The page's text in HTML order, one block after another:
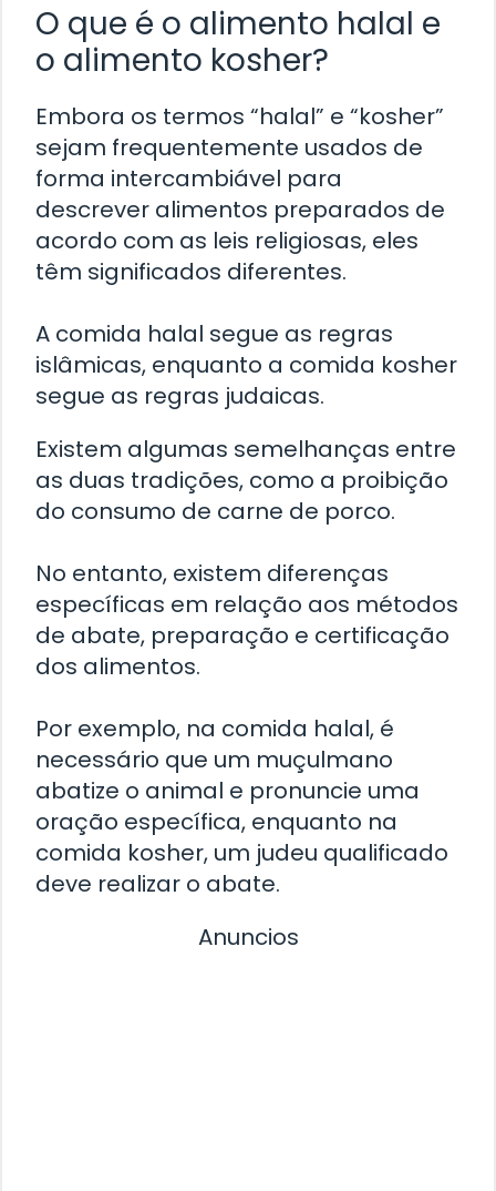
O que é o alimento halal e
o alimento kosher?
Embora os termos “halal” e “kosher”
sejam frequentemente usados ​​de
forma intercambiável para
descrever alimentos preparados de
acordo com as leis religiosas, eles
têm significados diferentes.
A comida halal segue as regras
islâmicas, enquanto a comida kosher
segue as regras judaicas.
Existem algumas semelhanças entre
as duas tradições, como a proibição
do consumo de carne de porco.
No entanto, existem diferenças
específicas em relação aos métodos
de abate, preparação e certificação
dos alimentos.
Por exemplo, na comida halal, é
necessário que um muçulmano
abatize o animal e pronuncie uma
oração específica, enquanto na
comida kosher, um judeu qualificado
deve realizar o abate.
Anuncios